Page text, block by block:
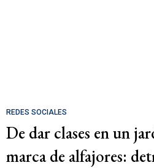
REDES SOCIALES
De dar clases en un
marca de alfajores: